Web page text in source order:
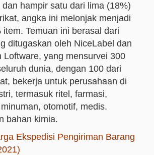
hampir satu dari lima (18%)
angka ini melonjak menjadi
item. Temuan ini berasal dari
ditugaskan oleh NiceLabel dan
Loftware, yang mensurvei 300
dunia, dengan 100 dari
bekerja untuk perusahaan di
termasuk ritel, farmasi,
otomotif, medis.
bahan kimia.
Ekspedisi Pengiriman Barang